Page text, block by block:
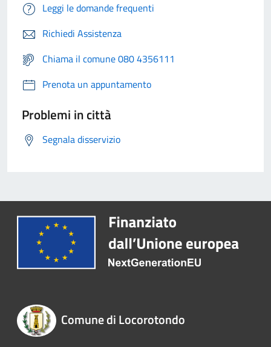
Leggi le domande frequenti
Richiedi Assistenza
Chiama il comune 080 4356111
Prenota un appuntamento
Problemi in città
Segnala disservizio
Comune di Locorotondo